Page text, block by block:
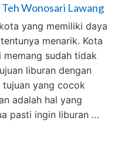
Wonosari Lawang
yang memiliki daya
menarik. Kota
sudah tidak
liburan dengan
tujuan yang cocok
adalah hal yang
pasti ingin liburan …